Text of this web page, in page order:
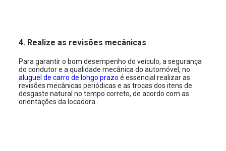
4. Realize as revisões mecânicas
Para garantir o bom desempenho do veículo, a segurança
do condutor e a qualidade mecânica do automóvel, no
aluguel de carro de longo prazo é essencial realizar as
revisões mecânicas periódicas e as trocas dos itens de
desgaste natural no tempo correto, de acordo com as
orientações da locadora.